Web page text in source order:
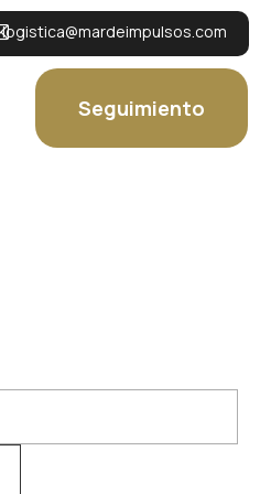
logistica@mardeimpulsos.com
Seguimiento